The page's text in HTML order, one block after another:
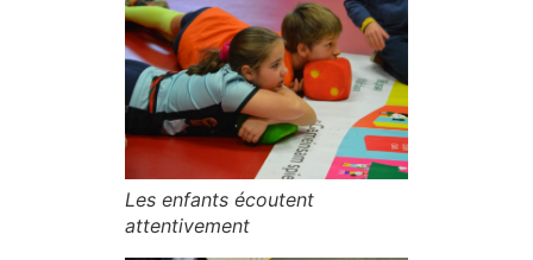
Les enfants écoutent
attentivement